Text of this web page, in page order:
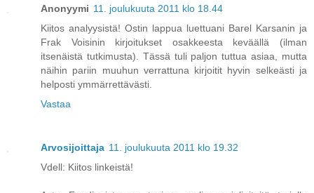
Anonyymi 11. joulukuuta 2011 klo 18.44
Kiitos analyysistä! Ostin lappua luettuani Barel Karsanin ja
Frak Voisinin kirjoitukset osakkeesta keväällä (ilman
itsenäistä tutkimusta). Tässä tuli paljon tuttua asiaa, mutta
näihin pariin muuhun verrattuna kirjoitit hyvin selkeästi ja
helposti ymmärrettävästi.
Vastaa
Arvosijoittaja 11. joulukuuta 2011 klo 19.32
Vdell: Kiitos linkeistä!